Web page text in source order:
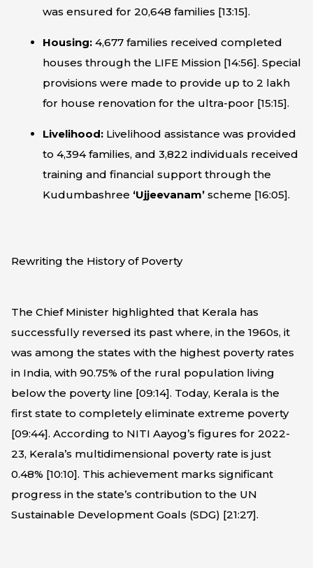
was ensured for 20,648 families [13:15].
Housing: 4,677 families received completed
houses through the LIFE Mission [14:56]. Special
provisions were made to provide up to ₹2 lakh
for house renovation for the ultra-poor [15:15].
Livelihood: Livelihood assistance was provided
to 4,394 families, and 3,822 individuals received
training and financial support through the
Kudumbashree ‘Ujjeevanam’ scheme [16:05].
Rewriting the History of Poverty
The Chief Minister highlighted that Kerala has
successfully reversed its past where, in the 1960s, it
was among the states with the highest poverty rates
in India, with 90.75% of the rural population living
below the poverty line [09:14]. Today, Kerala is the
first state to completely eliminate extreme poverty
[09:44]. According to NITI Aayog’s figures for 2022-
23, Kerala’s multidimensional poverty rate is just
0.48% [10:10]. This achievement marks significant
progress in the state’s contribution to the UN
Sustainable Development Goals (SDG) [21:27].